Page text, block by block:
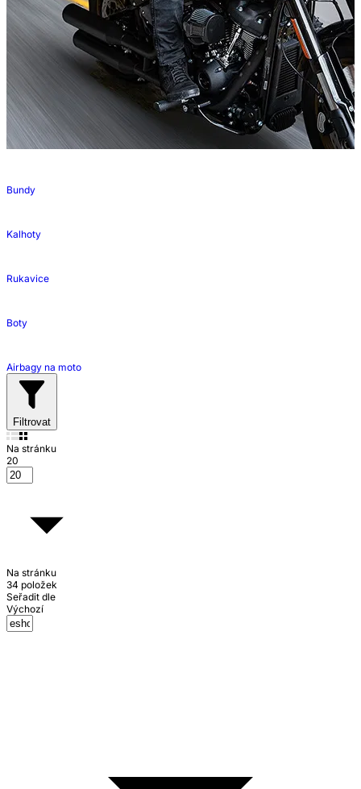
Bundy
Kalhoty
Rukavice
Boty
Airbagy na moto
Filtrovat
Na stránku
20
Na stránku
34 položek
Seřadit dle
Výchozí